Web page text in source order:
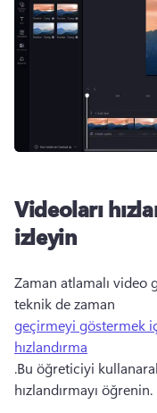
Videoları
izleyin
Zaman atlamalı
teknik de zaman
geçirmeyi göstermek
hızlandırma
.Bu öğreticiyi
hızlandırmayı öğrenin.